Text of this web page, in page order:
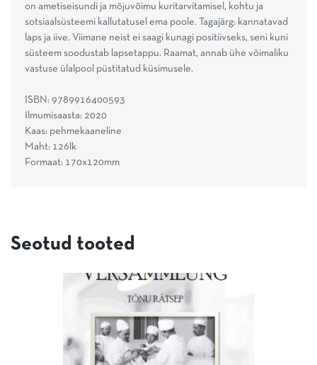
on ametiseisundi ja mõjuvõimu kuritarvitamisel, kohtu ja
sotsiaalsüsteemi kallutatusel ema poole. Tagajärg: kannatavad
laps ja iive. Viimane neist ei saagi kunagi positiivseks, seni kuni
süsteem soodustab lapsetappu. Raamat, annab ühe võimaliku
vastuse ülalpool püstitatud küsimusele.
ISBN: 9789916400593
Ilmumisaasta: 2020
Kaas: pehmekaaneline
Maht: 126lk
Formaat: 170x120mm
Seotud tooted